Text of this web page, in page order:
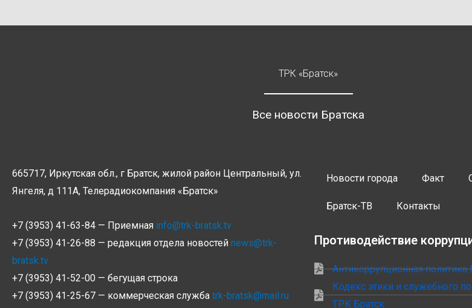
ТРК «Братск»
Все новости Братска
665717, Иркутская обл., г Братск, жилой район Центральный, ул.
Янгеля, д 111А, Телерадиокомпания «Братск»
+7 (3953) 41-63-84 — Приемная info@trk-bratsk.tv
+7 (3953) 41-26-88 — редакция отдела новостей news@trk-
bratsk.tv
+7 (3953) 41-52-00 — бегущая строка
+7 (3953) 41-25-67 — коммерческая служба trk-bratsk@mail.ru
Новости города Факт
Братск-ТВ Контакты
Противодействие
Антикоррупционная
Кодекс этики и служебного
ТРК Братск